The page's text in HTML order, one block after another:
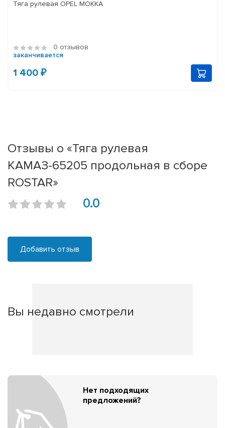
Тяга рулевая OPEL MOKKA
0 отзывов
заканчивается
1 400 ₽
Отзывы о «Тяга рулевая
КАМАЗ-65205 продольная в сборе
ROSTAR»
0.0
Добавить отзыв
Вы недавно смотрели
Нет подходящих
предложений?